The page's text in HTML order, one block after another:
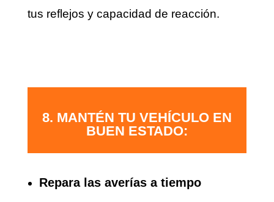
tus reflejos y capacidad de reacción.
8. MANTÉN TU VEHÍCULO EN
BUEN ESTADO:
Repara las averías a tiempo